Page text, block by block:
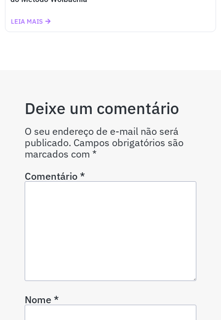
LEIA MAIS
Deixe um comentário
O seu endereço de e-mail não será
publicado. Campos obrigatórios são
marcados com *
Comentário*
Nome*